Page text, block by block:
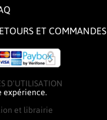
expérience.
ET COMMANDES
D'UTILISATION
et librairie